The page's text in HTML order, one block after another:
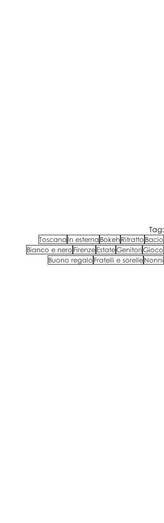
Tag:
Toscana In esterna Bokeh Ritratto Bacio
Bianco e nero FirenzeEstateGenitoriGioco
Buono regalo Fratelli e sorelleNonni